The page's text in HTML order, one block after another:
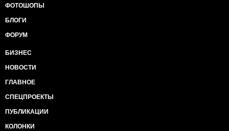
ФОТОШОПЫ
БЛОГИ
ФОРУМ
БИЗНЕС
НОВОСТИ
ГЛАВНОЕ
СПЕЦПРОЕКТЫ
ПУБЛИКАЦИИ
КОЛОНКИ